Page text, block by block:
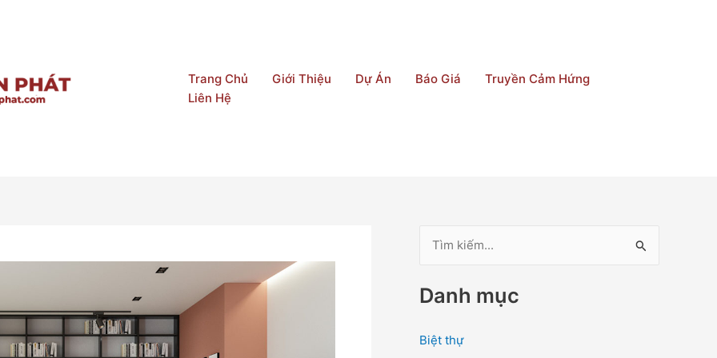
Trang Chủ
Giới Thiệu Dự Án Báo Giá
Truyền Cảm Hứng
Liên Hệ
m
i
Danh mục
Biệt thự